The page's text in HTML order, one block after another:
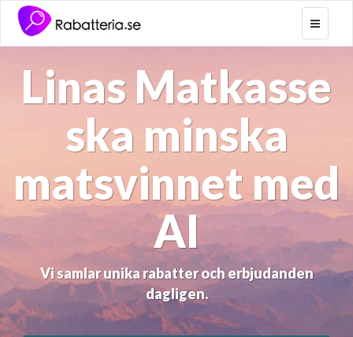
Toggle
Linas Matkasse
ska minska
matsvinnet med
AI
Vi samlar unika rabatter och erbjudanden
dagligen.